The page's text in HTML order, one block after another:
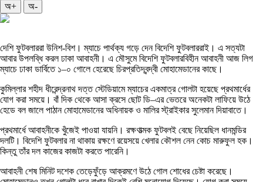
অ+
অ-
দেশি ফুটবলাররা উনিশ-বিশ। ম্যাচে পার্থক্য গড়ে দেন বিদেশি ফুটবলাররাই। এ সত্যটা
আবার উপলব্ধি করল ঢাকা আবাহনী। এ মৌসুমে বিদেশি ফুটবলারবিহীন আবাহনী আজ লিগ
ম্যাচে ঢাকা ডার্বিতে ১–০ গোলে হেরেছে চিরপ্রতিদ্বন্দ্বী মোহামেডানের কাছে।
কুমিল্লার শহীদ ধীরেন্দ্রনাথ দত্ত স্টেডিয়ামে ম্যাচের একমাত্র গোলটা হয়েছে প্রথমার্ধের
যোগ করা সময়ে। বাঁ দিক থেকে আসা ক্রসে ছোট ডি–এর ভেতরে অনেকটা লাফিয়ে উঠে
হেডে বল জালে পাঠান মোহামেডানের অধিনায়ক ও মালির স্ট্রাইকার সুলেমান দিয়াবাতে।
প্রথমার্ধে আবাহনীকে খুঁজেই পাওয়া যায়নি। রক্ষণাত্মক ফুটবলই বেছে নিয়েছিল ধানমন্ডির
দলটি। বিদেশি ফুটবলার না থাকায় রক্ষণে রয়েসয়ে খেলার কৌশল নেন কোচ মারুফুল হক।
কিন্তু তাঁর দল কাজের কাজটা করতে পারেনি।
আবাহনী শেষ মিনিট দশেক তেড়েফুঁড়ে আক্রমণে উঠে গোল শোধের চেষ্টা করেছে।